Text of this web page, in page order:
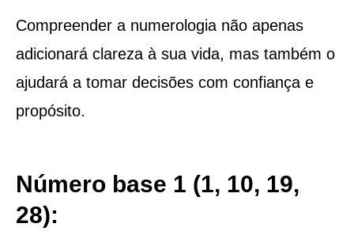
Compreender a numerologia não apenas
adicionará clareza à sua vida, mas também o
ajudará a tomar decisões com confiança e
propósito.
Número base 1 (1, 10, 19,
28):